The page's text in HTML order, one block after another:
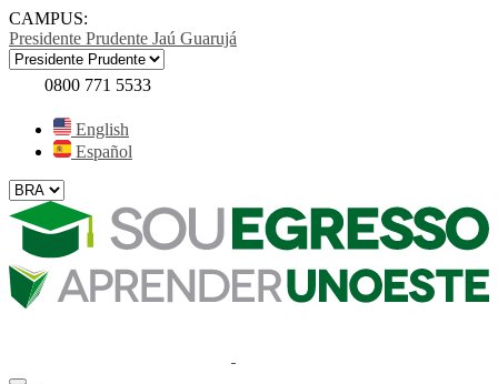
CAMPUS:
Presidente Prudente Jaú Guarujá
0800 771 5533
English
Español